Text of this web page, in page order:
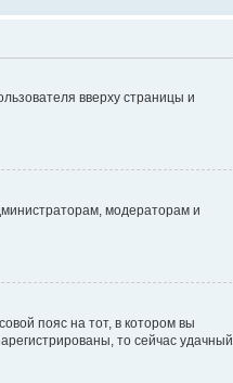
вверху страницы и
модераторам и
пояс на тот, в котором вы
то сейчас удачный